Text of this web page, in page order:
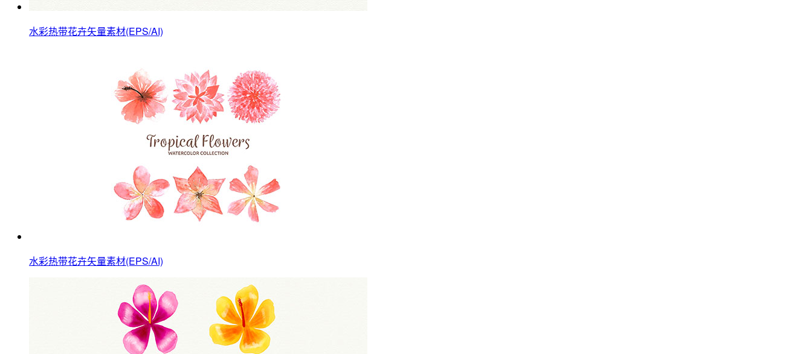
水彩热带花卉矢量素材(EPS/AI)
水彩热带花卉矢量素材(EPS/AI)